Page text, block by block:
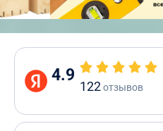
4.9
122отзывов